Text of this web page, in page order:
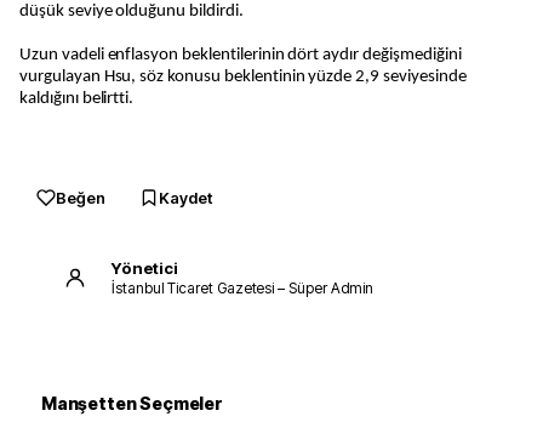
düşük seviye olduğunu bildirdi.
Uzun vadeli enflasyon beklentilerinin dört aydır değişmediğini
vurgulayan Hsu, söz konusu beklentinin yüzde 2,9 seviyesinde
kaldığını belirtti.
Beğen Kaydet
Yönetici
İstanbul Ticaret Gazetesi – Süper Admin
Manşetten Seçmeler